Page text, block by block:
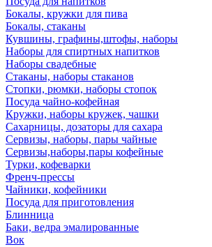
Бокалы, кружки для пива
Бокалы, стаканы
Кувшины, графины,штофы, наборы
Наборы для спиртных напитков
Наборы свадебные
Стаканы, наборы стаканов
Стопки, рюмки, наборы стопок
Посуда чайно-кофейная
Кружки, наборы кружек, чашки
Сахарницы, дозаторы для сахара
Сервизы, наборы, пары чайные
Сервизы,наборы,пары кофейные
Турки, кофеварки
Френч-прессы
Чайники, кофейники
Посуда для приготовления
Блинница
Баки, ведра эмалированные
Вок